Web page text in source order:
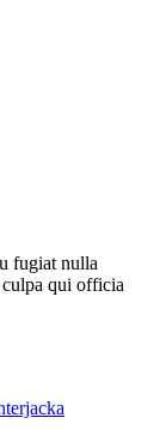
fugiat nulla
culpa qui officia